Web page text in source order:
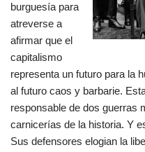
burguesía para
atreverse a
afirmar que el
capitalismo
representa un futuro para la
al futuro caos y barbarie.
responsable de dos guerras
carnicerías de la historia. Y
Sus defensores elogian la